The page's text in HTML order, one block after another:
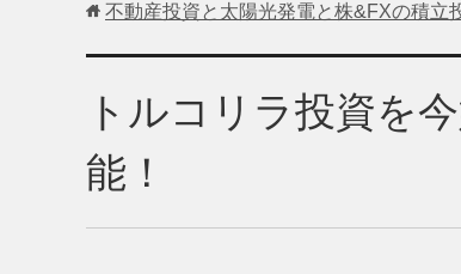
不動産投資と太陽光発電と株&FXの積立
トルコリラ投資を
能！